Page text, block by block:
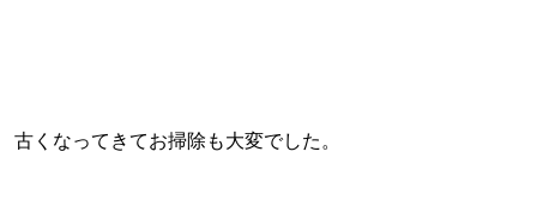
古くなってきてお掃除も大変でした。